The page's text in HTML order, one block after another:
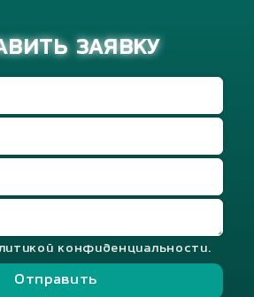
ЗАЯВКУ
конфиденциальности.
Отправить